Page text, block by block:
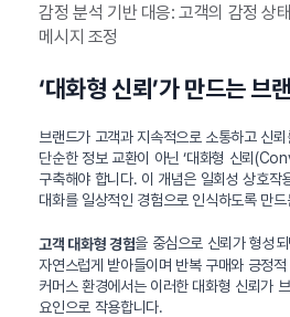
감정 분석 기반 대응: 고객의 감정 상
메시지 조정
‘대화형 신뢰’가 만드는 브
브랜드가 고객과 지속적으로 소통하고 신
단순한 정보 교환이 아닌 ‘대화형 신뢰
구축해야 합니다. 이 개념은 일회성 상호작
대화를 일상적인 경험으로 인식하도록 만
고객 대화형 경험을 중심으로 신뢰가 형성
자연스럽게 받아들이며 반복 구매와 긍정
커머스 환경에서는 이러한 대화형 신뢰가
요인으로 작용합니다.